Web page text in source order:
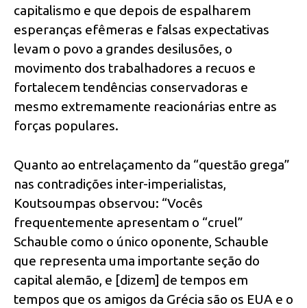
capitalismo e que depois de espalharem
esperanças efêmeras e falsas expectativas
levam o povo a grandes desilusões, o
movimento dos trabalhadores a recuos e
fortalecem tendências conservadoras e
mesmo extremamente reacionárias entre as
forças populares.
Quanto ao entrelaçamento da “questão grega”
nas contradições inter-imperialistas,
Koutsoumpas observou: “Vocês
frequentemente apresentam o “cruel”
Schauble como o único oponente, Schauble
que representa uma importante seção do
capital alemão, e [dizem] de tempos em
tempos que os amigos da Grécia são os EUA e o